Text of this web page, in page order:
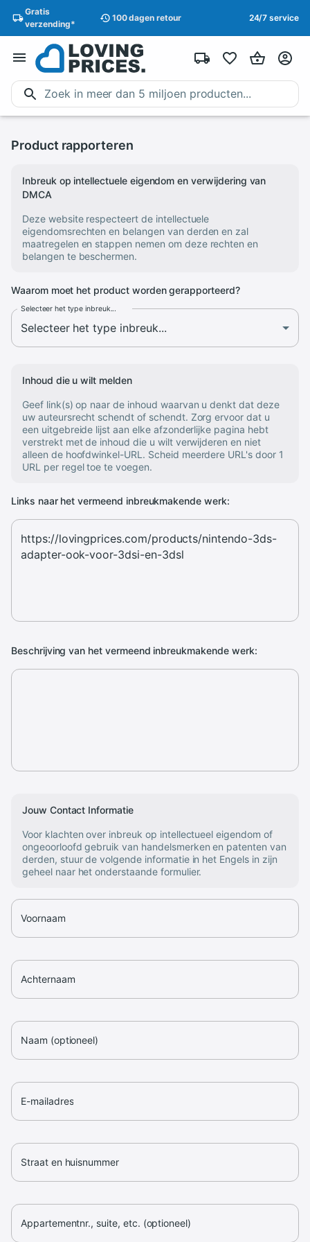
Gratis
verzending*
100 dagen retour 24/7 service
Product rapporteren
Inbreuk op intellectuele eigendom en verwijdering van
DMCA
Deze website respecteert de intellectuele
eigendomsrechten en belangen van derden en zal
maatregelen en stappen nemen om deze rechten en
belangen te beschermen.
Waarom moet het product worden gerapporteerd?
Selecteer het type inbreuk...
Inhoud die u wilt melden
Geef link(s) op naar de inhoud waarvan u denkt dat deze
uw auteursrecht schendt of schendt. Zorg ervoor dat u
een uitgebreide lijst aan elke afzonderlijke pagina hebt
verstrekt met de inhoud die u wilt verwijderen en niet
alleen de hoofdwinkel-URL. Scheid meerdere URL's door 1
URL per regel toe te voegen.
Links naar het vermeend inbreukmakende werk:
Beschrijving van het vermeend inbreukmakende werk:
Jouw Contact Informatie
Voor klachten over inbreuk op intellectueel eigendom of
ongeoorloofd gebruik van handelsmerken en patenten van
derden, stuur de volgende informatie in het Engels in zijn
geheel naar het onderstaande formulier.
Voornaam
Achternaam
Naam (optioneel)
E-mailadres
Straat en huisnummer
Appartementnr., suite, etc. (optioneel)